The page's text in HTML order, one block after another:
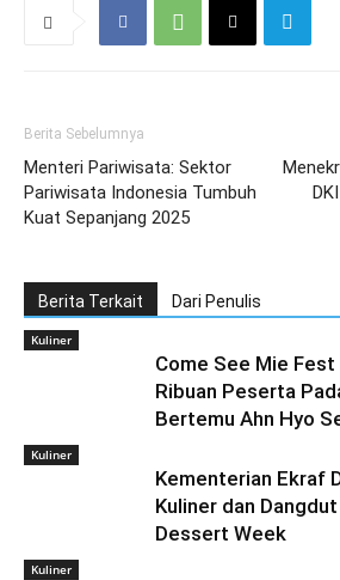
Berita Sebelumnya
Menteri Pariwisata: Sektor
Pariwisata Indonesia Tumbuh
Kuat Sepanjang 2025
Berita Terkait Dari Penulis
Kuliner
Come See Mie
Ribuan Peserta
Bertemu Ahn Hyo
Kuliner
Kementerian Ekraf
Kuliner dan
Dessert Week
Kuliner